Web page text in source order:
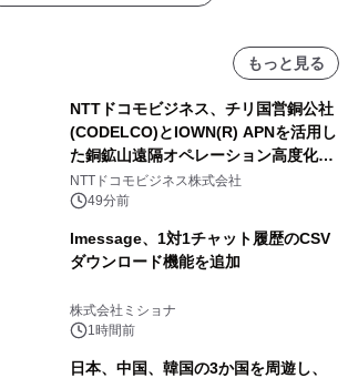
もっと見る
NTTドコモビジネス、チリ国営銅公社
(CODELCO)とIOWN(R) APNを活用し
た銅鉱山遠隔オペレーション高度化に
向けた調査・実証を開始
NTTドコモビジネス株式会社
49分前
lmessage、1対1チャット履歴のCSV
ダウンロード機能を追加
株式会社ミショナ
1時間前
日本、中国、韓国の3か国を周遊し、